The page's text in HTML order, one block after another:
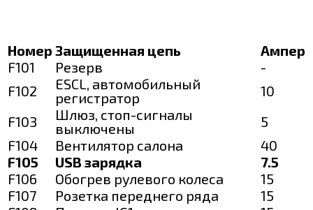
Номер Защищенная цепь
Ампер
F101
Резерв
-
F102
ESCL, автомобильный
регистратор
10
F103
Шлюз, стоп-сигналы
выключены
5
F104
Вентилятор салона
40
F105
USB зарядка
7.5
F106
Обогрев рулевого колеса
15
F107
Розетка переднего ряда
15